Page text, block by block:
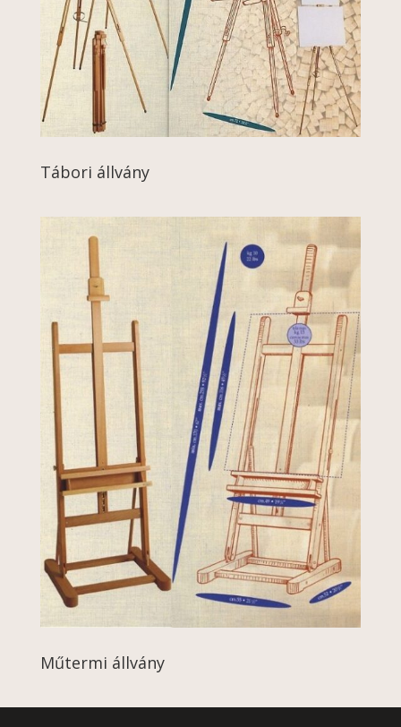
Tábori állvány
Műtermi állvány